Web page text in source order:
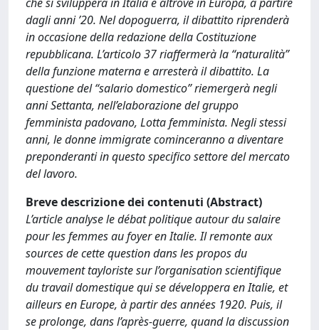
dagli anni ’20. Nel dopoguerra, il dibattito riprenderà
in occasione della redazione della Costituzione
repubblicana. L’articolo 37 riaffermerà la “naturalità”
della funzione materna e arresterà il dibattito. La
questione del “salario domestico” riemergerà negli
anni Settanta, nell’elaborazione del gruppo
femminista padovano, Lotta femminista. Negli stessi
anni, le donne immigrate cominceranno a diventare
preponderanti in questo specifico settore del mercato
del lavoro.
Breve descrizione dei contenuti (Abstract)
L’article analyse le débat politique autour du salaire
pour les femmes au foyer en Italie. Il remonte aux
sources de cette question dans les propos du
mouvement tayloriste sur l’organisation scientifique
du travail domestique qui se développera en Italie, et
ailleurs en Europe, à partir des années 1920. Puis, il
se prolonge, dans l’après-guerre, quand la discussion